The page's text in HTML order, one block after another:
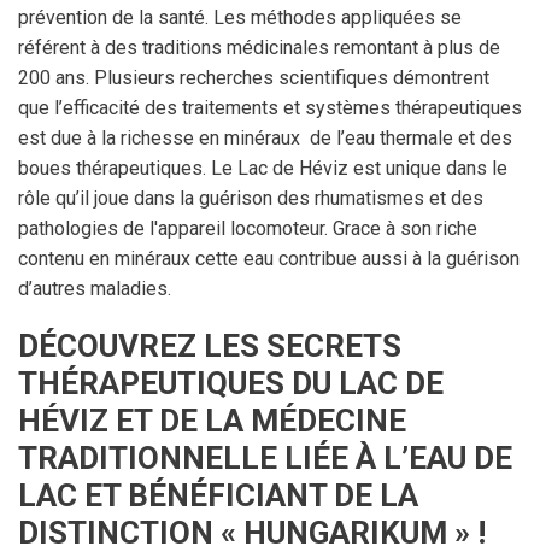
prévention de la santé. Les méthodes appliquées se
référent à des traditions médicinales remontant à plus de
200 ans. Plusieurs recherches scientifiques démontrent
que l’efficacité des traitements et systèmes thérapeutiques
est due à la richesse en minéraux de l’eau thermale et des
boues thérapeutiques. Le Lac de Héviz est unique dans le
rôle qu’il joue dans la guérison des rhumatismes et des
pathologies de l'appareil locomoteur. Grace à son riche
contenu en minéraux cette eau contribue aussi à la guérison
d’autres maladies.
DÉCOUVREZ LES SECRETS
THÉRAPEUTIQUES DU LAC DE
HÉVIZ ET DE LA MÉDECINE
TRADITIONNELLE LIÉE À L’EAU DE
LAC ET BÉNÉFICIANT DE LA
DISTINCTION « HUNGARIKUM » !